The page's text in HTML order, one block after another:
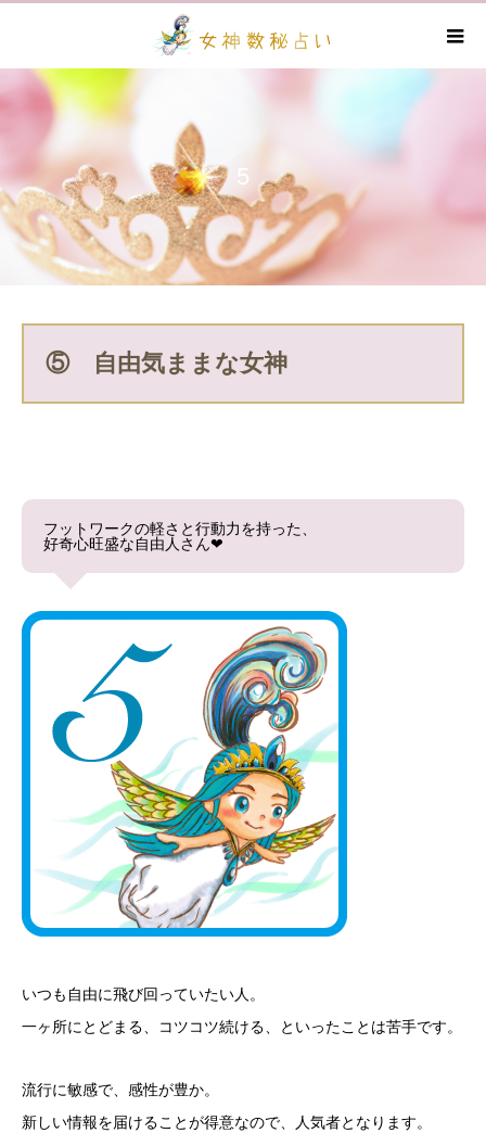
5
⑤ 自由気ままな女神
フットワークの軽さと行動力を持った、
好奇心旺盛な自由人さん❤
いつも自由に飛び回っていたい人。
一ヶ所にとどまる、コツコツ続ける、といったことは苦手です。
流行に敏感で、感性が豊か。
新しい情報を届けることが得意なので、人気者となります。